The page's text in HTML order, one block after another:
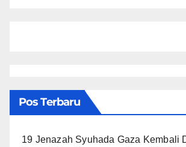
Pos Terbaru
19 Jenazah Syuhada Gaza Kembali